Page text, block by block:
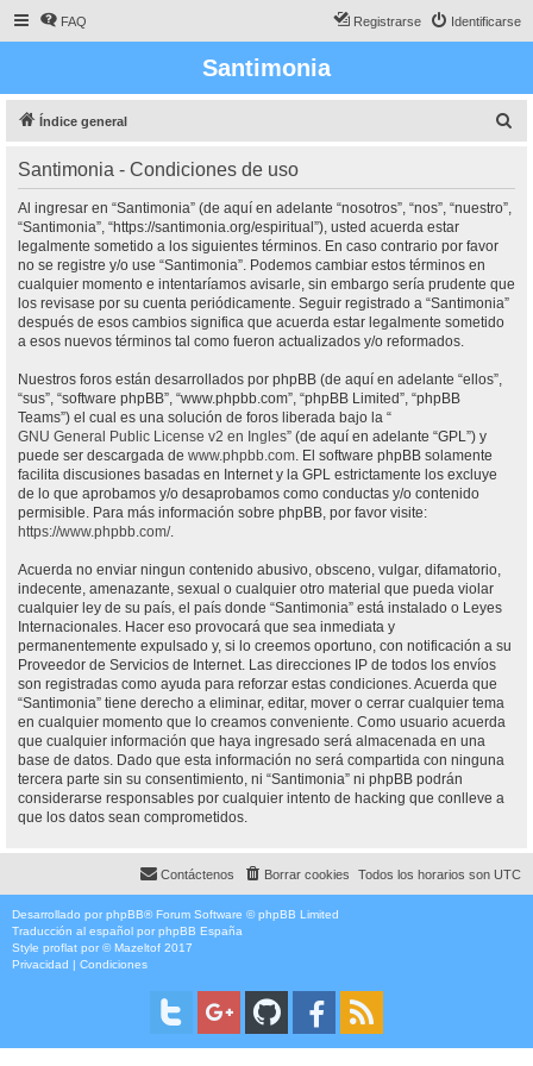
FAQ Identificarse
Registrarse
Santimonia
Índice general
Santimonia - Condiciones de uso
Al ingresar en “Santimonia” (de aquí en adelante “nosotros”, “nos”, “nuestro”,
“Santimonia”, “https://santimonia.org/espiritual”), usted acuerda estar
legalmente sometido a los siguientes términos. En caso contrario por favor
no se registre y/o use “Santimonia”. Podemos cambiar estos términos en
cualquier momento e intentaríamos avisarle, sin embargo sería prudente que
los revisase por su cuenta periódicamente. Seguir registrado a “Santimonia”
después de esos cambios significa que acuerda estar legalmente sometido
a esos nuevos términos tal como fueron actualizados y/o reformados.
Nuestros foros están desarrollados por phpBB (de aquí en adelante “ellos”,
“sus”, “software phpBB”, “www.phpbb.com”, “phpBB Limited”, “phpBB
Teams”) el cual es una solución de foros liberada bajo la “
GNU General Public License v2 en Ingles” (de aquí en adelante “GPL”) y
puede ser descargada de www.phpbb.com. El software phpBB solamente
facilita discusiones basadas en Internet y la GPL estrictamente los excluye
de lo que aprobamos y/o desaprobamos como conductas y/o contenido
permisible. Para más información sobre phpBB, por favor visite:
https://www.phpbb.com/.
Acuerda no enviar ningun contenido abusivo, obsceno, vulgar, difamatorio,
indecente, amenazante, sexual o cualquier otro material que pueda violar
cualquier ley de su país, el país donde “Santimonia” está instalado o Leyes
Internacionales. Hacer eso provocará que sea inmediata y
permanentemente expulsado y, si lo creemos oportuno, con notificación a su
Proveedor de Servicios de Internet. Las direcciones IP de todos los envíos
son registradas como ayuda para reforzar estas condiciones. Acuerda que
“Santimonia” tiene derecho a eliminar, editar, mover o cerrar cualquier tema
en cualquier momento que lo creamos conveniente. Como usuario acuerda
que cualquier información que haya ingresado será almacenada en una
base de datos. Dado que esta información no será compartida con ninguna
tercera parte sin su consentimiento, ni “Santimonia” ni phpBB podrán
considerarse responsables por cualquier intento de hacking que conlleve a
que los datos sean comprometidos.
Todos los horarios son UTC
Borrar cookies
Contáctenos
Desarrollado por phpBB® Forum Software © phpBB Limited
Traducción al español por phpBB España
Style proflat por ©Mazeltof 2017
Privacidad | Condiciones